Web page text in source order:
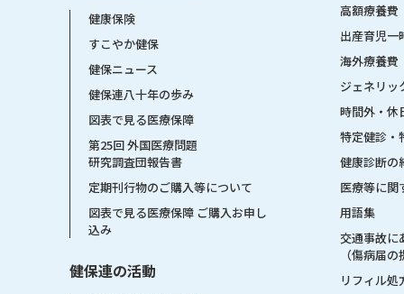
健康保険
すこやか健保
健保ニュース
健保連八十年の歩み
図表で見る医療保障
第25回 外国医療問題
研究調査団報告書
定期刊行物のご購入等について
図表で見る医療保障 ご購入お申し
込み
健保連の活動
高額療養費
出産育児一
海外療養費
ジェネリッ
時間外・休
特定健診・
健康診断の
医療等に関
用語集
交通事故に
（傷病届
リフィル処